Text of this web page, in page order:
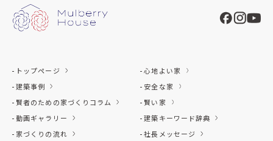
トップページ
建築事例
賢者のための家づくりコラム
動画ギャラリー
家づくりの流れ
心地よい家
安全な家
賢い家
建築キーワード辞典
社長メッセージ